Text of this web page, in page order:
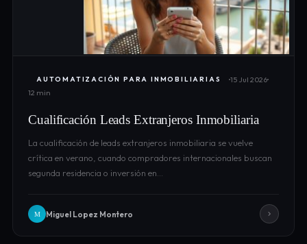
AUTOMATIZACIÓN PARA INMOBILIARIAS
15 Jul 2026
12 min
Cualificación Leads Extranjeros Inmobiliaria
La cualificación de leads extranjeros inmobiliaria se vuelve
crítica en verano, cuando compradores internacionales buscan
segunda residencia o inversión en…
M Miguel Lopez Montero